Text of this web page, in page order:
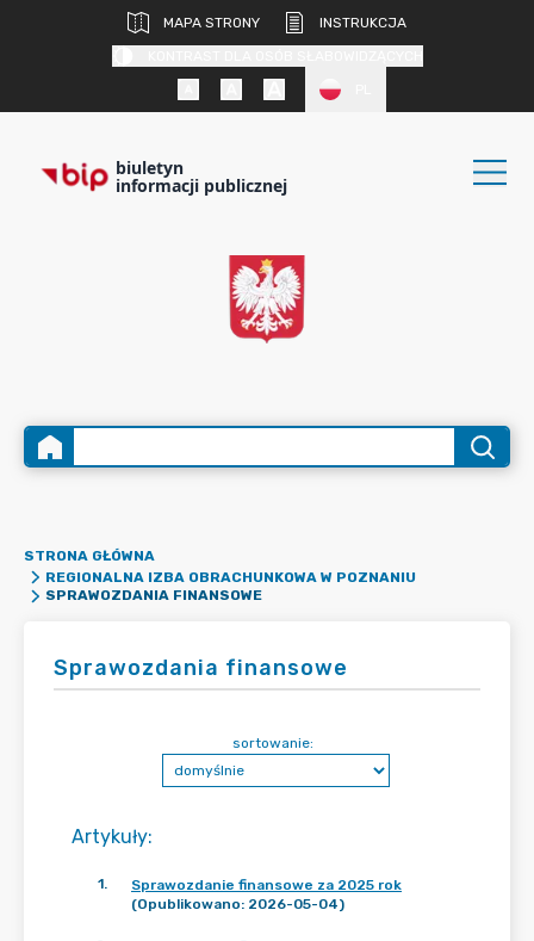
MAPA STRONY
INSTRUKCJA
biuletyn
informacji publicznej
STRONA GŁÓWNA
REGIONALNA IZBA OBRACHUNKOWA W POZNANIU
SPRAWOZDANIA FINANSOWE
Sprawozdania finansowe
Artykuły:
sortowanie:
1.
Sprawozdanie finansowe za 2025 rok
(Opublikowano: 2026-05-04)